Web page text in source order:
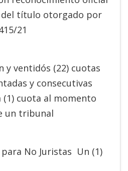
del título otorgado por
21
y ventidós (22) cuotas
y consecutivas
(1) cuota al momento
un tribunal
No Juristas Un (1)